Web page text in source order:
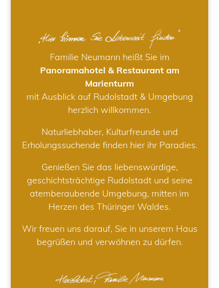
Familie Neumann heißt Sie im
Panoramahotel & Restaurant am
Marienturm
mit Ausblick auf Rudolstadt & Umgebung
herzlich willkommen.
Naturliebhaber, Kulturfreunde und
Erholungssuchende finden hier ihr Paradies.
Genießen Sie das liebenswürdige,
geschichtsträchtige Rudolstadt und seine
atemberaubende Umgebung, mitten im
Herzen des Thüringer Waldes.
Wir freuen uns darauf, Sie in unserem Haus
begrüßen und verwöhnen zu dürfen.